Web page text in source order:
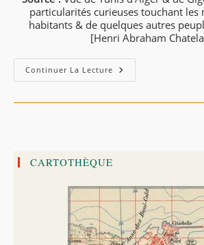
particularités curieuses touchant les
habitants & de quelques autres
[Henri Abraham
Continuer La Lecture Gigeri
1708
CARTOTHÈQUE